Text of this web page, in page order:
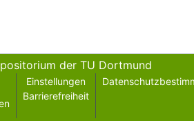
der TU Dortmund
Einstellungen
Barrierefreiheit